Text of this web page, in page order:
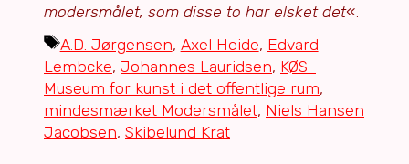
modersmålet, som disse to har elsket det«.
Tags
A.D. Jørgensen, Axel Heide, Edvard
Lembcke, Johannes Lauridsen, KØS-
Museum for kunst i det offentlige rum,
mindesmærket Modersmålet, Niels Hansen
Jacobsen, Skibelund Krat